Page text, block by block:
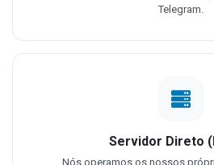
Telegram.
Servidor Direto
Nós operamos os nossos